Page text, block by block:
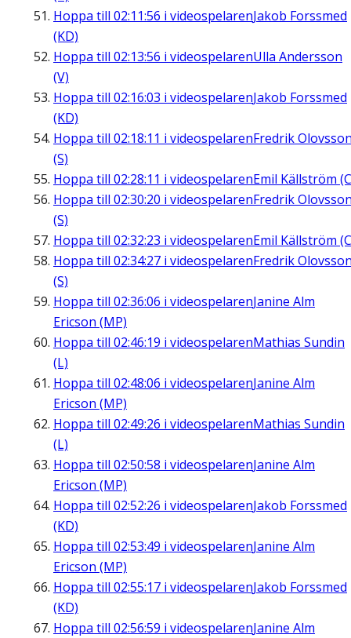
Hoppa till 02:11:56 i videospelarenJakob Forssmed
(KD)
Hoppa till 02:13:56 i videospelarenUlla Andersson
(V)
Hoppa till 02:16:03 i videospelarenJakob Forssmed
(KD)
Hoppa till 02:18:11 i videospelarenFredrik
(S)
Hoppa till 02:28:11 i videospelarenEmil Källström
Hoppa till 02:30:20 i videospelarenFredrik
(S)
Hoppa till 02:32:23 i videospelarenEmil Källström
Hoppa till 02:34:27 i videospelarenFredrik
(S)
Hoppa till 02:36:06 i videospelarenJanine Alm
Ericson (MP)
Hoppa till 02:46:19 i videospelarenMathias Sundin
(L)
Hoppa till 02:48:06 i videospelarenJanine Alm
Ericson (MP)
Hoppa till 02:49:26 i videospelarenMathias Sundin
(L)
Hoppa till 02:50:58 i videospelarenJanine Alm
Ericson (MP)
Hoppa till 02:52:26 i videospelarenJakob Forssmed
(KD)
Hoppa till 02:53:49 i videospelarenJanine Alm
Ericson (MP)
Hoppa till 02:55:17 i videospelarenJakob Forssmed
(KD)
Hoppa till 02:56:59 i videospelarenJanine Alm